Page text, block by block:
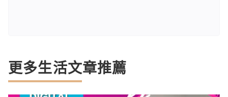
更多生活文章推薦